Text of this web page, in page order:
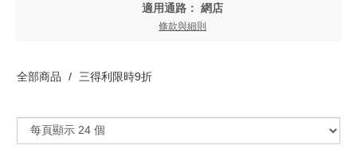
適用通路： 網店
條款與細則
全部商品 三得利限時9折